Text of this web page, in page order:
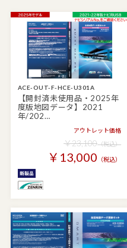
ACE-OUT-F-HCE-U301A
【開封済未使用品・2025年
度版地図データ】2021
年/202…
アウトレット価格
￥23,100（税込）
￥13,000 （税込）